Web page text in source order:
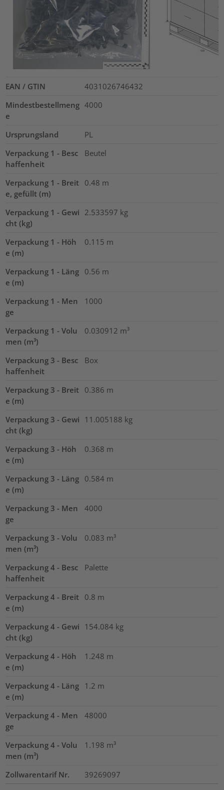
EAN / GTIN
4031026746432
Mindestbestellmeng
e
4000
Ursprungsland
PL
Verpackung 1 - Besc
haffenheit
Beutel
Verpackung 1 - Breit
e, gefüllt (m)
0.48 m
Verpackung 1 - Gewi
cht (kg)
2.533597 kg
Verpackung 1 - Höh
e (m)
0.115 m
Verpackung 1 - Läng
e (m)
0.56 m
Verpackung 1 - Men
ge
1000
Verpackung 1 - Volu
men (m³)
0.030912 m³
Verpackung 3 - Besc
haffenheit
Box
Verpackung 3 - Breit
e (m)
0.386 m
Verpackung 3 - Gewi
cht (kg)
11.005188 kg
Verpackung 3 - Höh
e (m)
0.368 m
Verpackung 3 - Läng
e (m)
0.584 m
Verpackung 3 - Men
ge
4000
Verpackung 3 - Volu
men (m³)
0.083 m³
Verpackung 4 - Besc
haffenheit
Palette
Verpackung 4 - Breit
e (m)
0.8 m
Verpackung 4 - Gewi
cht (kg)
154.084 kg
Verpackung 4 - Höh
e (m)
1.248 m
Verpackung 4 - Läng
e (m)
1.2 m
Verpackung 4 - Men
ge
48000
Verpackung 4 - Volu
men (m³)
1.198 m³
Zollwarentarif Nr. 39269097